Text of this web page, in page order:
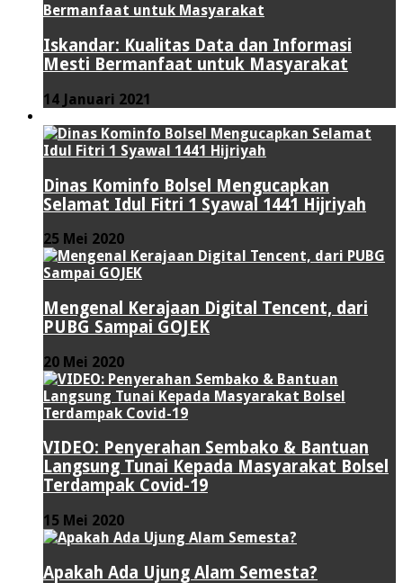
Iskandar: Kualitas Data dan Informasi
Mesti Bermanfaat untuk Masyarakat
14 Januari 2021
Dinas Kominfo Bolsel Mengucapkan
Selamat Idul Fitri 1 Syawal 1441 Hijriyah
25 Mei 2020
Mengenal Kerajaan Digital Tencent, dari
PUBG Sampai GOJEK
20 Mei 2020
VIDEO: Penyerahan Sembako & Bantuan
Langsung Tunai Kepada Masyarakat Bolsel
Terdampak Covid-19
15 Mei 2020
Apakah Ada Ujung Alam Semesta?